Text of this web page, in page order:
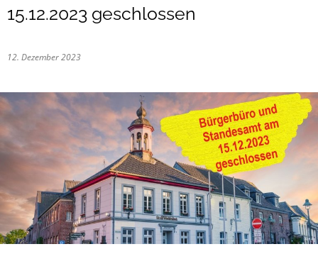
15.12.2023 geschlossen
12. Dezember 2023